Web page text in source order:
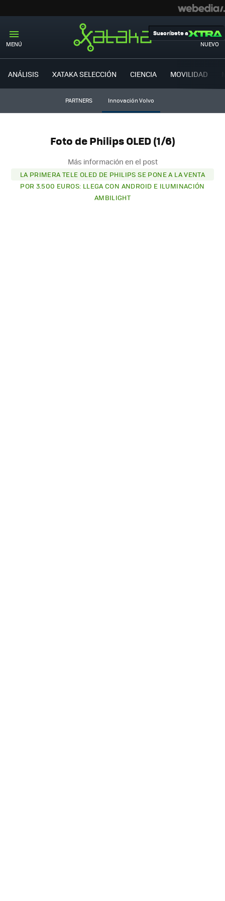
MENÚ NUEVO
Suscríbete a
ANÁLISIS XATAKA SELECCIÓN CIENCIA MOVILIDAD
PARTNERS Innovación Volvo
Foto de Philips OLED (1/6)
Más información en el post
LA PRIMERA TELE OLED DE PHILIPS SE PONE A LA VENTA
POR 3.500 EUROS: LLEGA CON ANDROID E ILUMINACIÓN
AMBILIGHT